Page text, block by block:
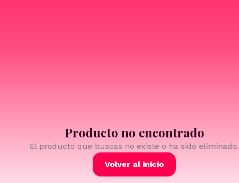
Producto no encontrado
El producto que buscas no existe o ha sido eliminado.
Volver al inicio